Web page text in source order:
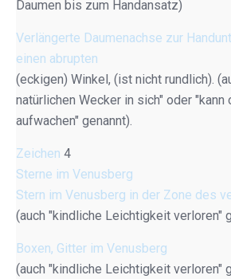
Daumen bis zum Handansatz)
Verlängerte Daumenachse zur
einen abrupten
(eckigen) Winkel, (ist nicht rundlich).
natürlichen Wecker in sich" oder "kann
aufwachen" genannt).
Zeichen 4
Sterne im Venusberg
Stern im Venusberg in der Zone des
(auch "kindliche Leichtigkeit verloren"
Boxen, Gitter im Venusberg
(auch "kindliche Leichtigkeit verloren"